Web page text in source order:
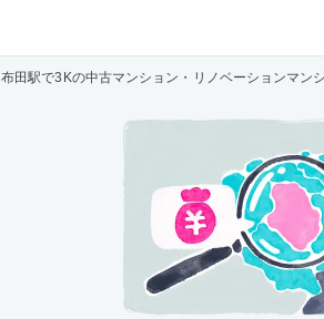
布田駅で3Kの中古マンション・リノベーションマン